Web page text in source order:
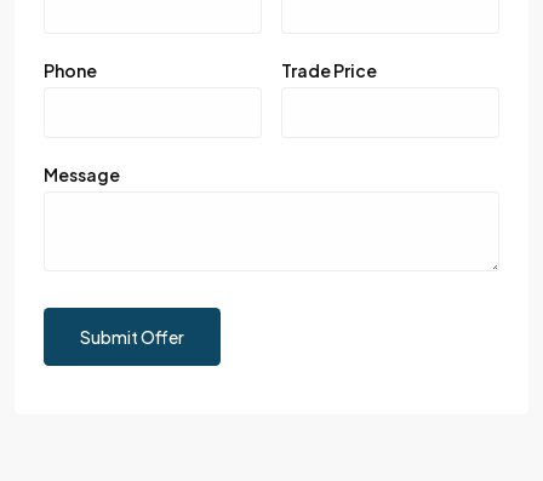
Phone Trade Price
Message
Submit Offer